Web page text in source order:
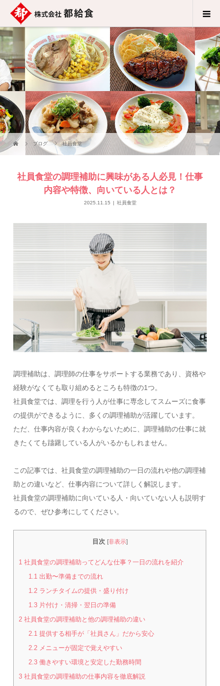
ブログ 社員食堂
社員食堂の調理補助に興味がある人必見！仕事
内容や特徴、向いている人とは？
2025.11.15 社員食堂
調理補助は、調理師の仕事をサポートする業務であり、資格や
経験がなくても取り組めるところも特徴の1つ。
社員食堂では、調理を行う人が仕事に専念してスムーズに食事
の提供ができるように、多くの調理補助が活躍しています。
ただ、仕事内容が良くわからないために、調理補助の仕事に就
きたくても躊躇している人がいるかもしれません。
この記事では、社員食堂の調理補助の一日の流れや他の調理補
助との違いなど、仕事内容について詳しく解説します。
社員食堂の調理補助に向いている人・向いていない人も説明す
るので、ぜひ参考にしてください。
目次 [非表示]
1 社員食堂の調理補助ってどんな仕事？一日の流れを紹介
1.1 出勤〜準備までの流れ
1.2 ランチタイムの提供・盛り付け
1.3 片付け・清掃・翌日の準備
2 社員食堂の調理補助と他の調理補助の違い
2.1 提供する相手が「社員さん」だから安心
2.2 メニューが固定で覚えやすい
2.3 働きやすい環境と安定した勤務時間
3 社員食堂の調理補助の仕事内容を徹底解説